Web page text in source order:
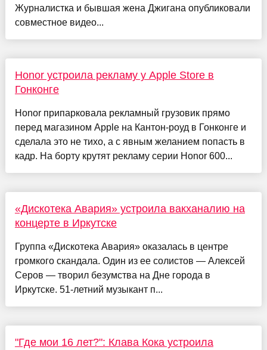
Журналистка и бывшая жена Джигана опубликовали
совместное видео...
Honor устроила рекламу у Apple Store в
Гонконге
Honor припарковала рекламный грузовик прямо
перед магазином Apple на Кантон-роуд в Гонконге и
сделала это не тихо, а с явным желанием попасть в
кадр. На борту крутят рекламу серии Honor 600...
«Дискотека Авария» устроила вакханалию на
концерте в Иркутске
Группа «Дискотека Авария» оказалась в центре
громкого скандала. Один из ее солистов — Алексей
Серов — творил безумства на Дне города в
Иркутске. 51-летний музыкант п...
"Где мои 16 лет?": Клава Кока устроила